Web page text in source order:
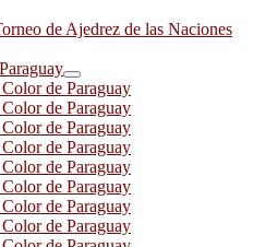
de Ajedrez de las Naciones
de Paraguay
de Paraguay
de Paraguay
de Paraguay
de Paraguay
de Paraguay
de Paraguay
de Paraguay